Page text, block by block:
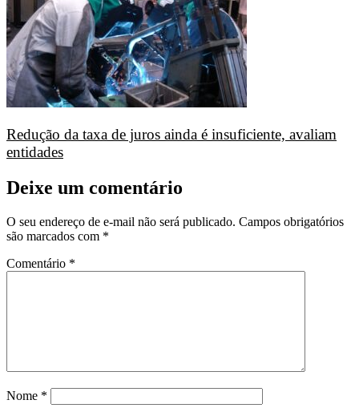
Redução da taxa de juros ainda é insuficiente, avaliam
entidades
Deixe um comentário
O seu endereço de e-mail não será publicado. Campos obrigatórios
são marcados com *
Comentário *
Nome *